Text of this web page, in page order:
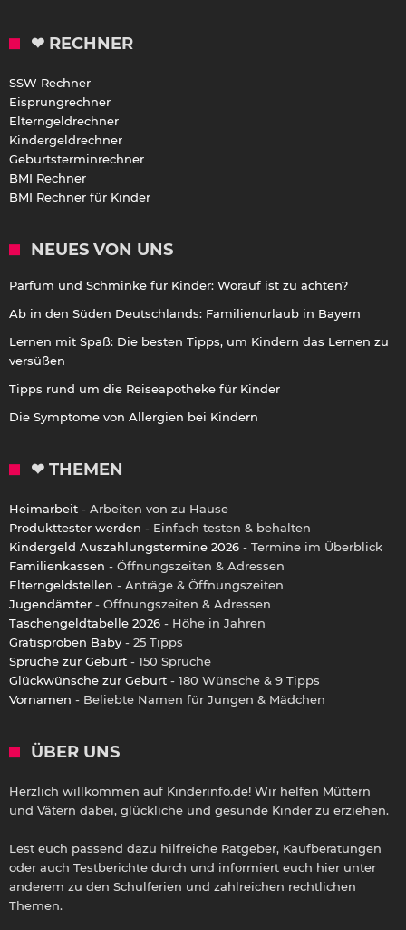
❤ RECHNER
SSW Rechner
Eisprungrechner
Elterngeldrechner
Kindergeldrechner
Geburtsterminrechner
BMI Rechner
BMI Rechner für Kinder
NEUES VON UNS
Parfüm und Schminke für Kinder: Worauf ist zu achten?
Ab in den Süden Deutschlands: Familienurlaub in Bayern
Lernen mit Spaß: Die besten Tipps, um Kindern das Lernen zu
versüßen
Tipps rund um die Reiseapotheke für Kinder
Die Symptome von Allergien bei Kindern
❤ THEMEN
Heimarbeit - Arbeiten von zu Hause
Produkttester werden - Einfach testen & behalten
Kindergeld Auszahlungstermine 2026 - Termine im Überblick
Familienkassen - Öffnungszeiten & Adressen
Elterngeldstellen - Anträge & Öffnungszeiten
Jugendämter - Öffnungszeiten & Adressen
Taschengeldtabelle 2026 - Höhe in Jahren
Gratisproben Baby - 25 Tipps
Sprüche zur Geburt - 150 Sprüche
Glückwünsche zur Geburt - 180 Wünsche & 9 Tipps
Vornamen - Beliebte Namen für Jungen & Mädchen
ÜBER UNS
Herzlich willkommen auf Kinderinfo.de! Wir helfen Müttern
und Vätern dabei, glückliche und gesunde Kinder zu erziehen.
Lest euch passend dazu hilfreiche Ratgeber, Kaufberatungen
oder auch Testberichte durch und informiert euch hier unter
anderem zu den Schulferien und zahlreichen rechtlichen
Themen.